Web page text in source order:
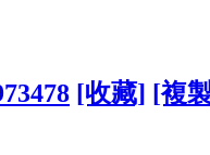
[收藏] [複